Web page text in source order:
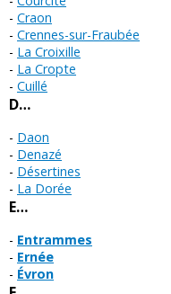
Craon
Crennes-sur-Fraubée
La Croixille
La Cropte
Cuillé
D…
Daon
Denazé
Désertines
La Dorée
E…
Entrammes
Ernée
Évron